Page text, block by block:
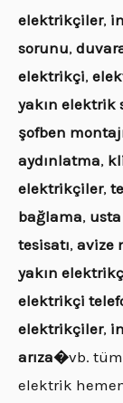
elektrikçiler,
sorunu,
elektrikçi,
yakın elektrik
şofben
aydınlatma,
elektrikçiler,
bağlama,
tesisatı, avize
yakın
elektrikçi
elektrikçiler,
arıza�vb.
elektrik